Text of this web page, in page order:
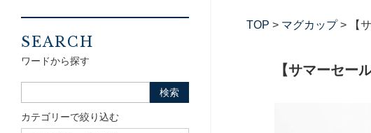
TOP > マグカップ> 【
【サマーセ
SEARCH
ワードから探す
カテゴリーで絞り込む